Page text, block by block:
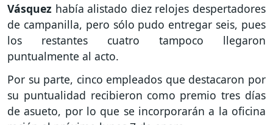
Vásquez había alistado diez relojes despertadores
de campanilla, pero sólo pudo entregar seis, pues
los restantes cuatro tampoco llegaron
puntualmente al acto.
Por su parte, cinco empleados que destacaron por
su puntualidad recibieron como premio tres días
de asueto, por lo que se incorporarán a la oficina